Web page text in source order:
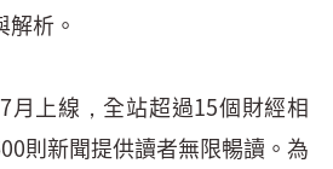
析。
月上線，全站超過15個財經相
則新聞提供讀者無限暢讀。為